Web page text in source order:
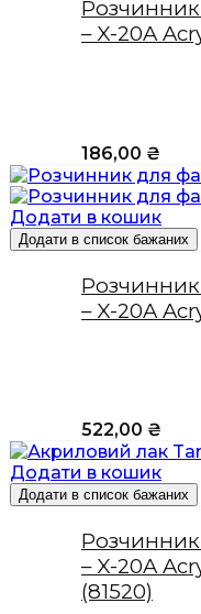
– X-20A
186,00 ₴
Додати в кошик
Додати в список бажаних
– X-20A
522,00 ₴
Додати в кошик
Додати в список бажаних
– X-20A
(81520)